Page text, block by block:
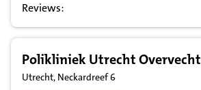
Reviews:
Polikliniek Utrecht Overvecht
Utrecht, Neckardreef 6